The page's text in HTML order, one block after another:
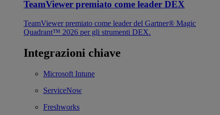
TeamViewer premiato come leader DEX
TeamViewer premiato come leader del Gartner® Magic
Quadrant™ 2026 per gli strumenti DEX.
Integrazioni chiave
Microsoft Intune
ServiceNow
Freshworks